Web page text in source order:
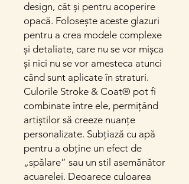
design, cât și pentru acoperire
opacă. Folosește aceste glazuri
pentru a crea modele complexe
și detaliate, care nu se vor mișca
și nici nu se vor amesteca atunci
când sunt aplicate în straturi.
Culorile Stroke & Coat® pot fi
combinate între ele, permițând
artiștilor să creeze nuanțe
personalizate. Subțiază cu apă
pentru a obține un efect de
„spălare” sau un stil asemănător
acuarelei. Deoarece culoarea